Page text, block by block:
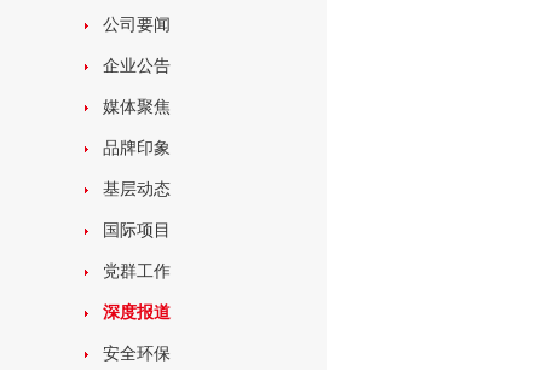
公司要闻
企业公告
媒体聚焦
品牌印象
基层动态
国际项目
党群工作
深度报道
安全环保